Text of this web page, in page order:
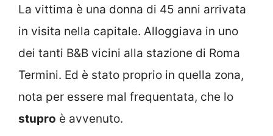
La vittima è una donna di 45 anni arrivata
in visita nella capitale. Alloggiava in uno
dei tanti B&B vicini alla stazione di Roma
Termini. Ed è stato proprio in quella zona,
nota per essere mal frequentata, che lo
stupro è avvenuto.